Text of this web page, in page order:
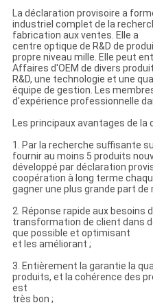
La déclaration provisoire a
industriel complet de la
fabrication aux ventes. Elle a
centre optique de R&D de
propre niveau mille. Elle peut
Affaires d'OEM de divers
R&D, une technologie et une
équipe de gestion. Les
d'expérience professionnelle
Les principaux avantages de la
1. Par la recherche suffisante
fournir au moins 5 produits
développé par déclaration
coopération à long terme
gagner une plus grande part de
2. Réponse rapide aux besoins
transformation de client dans
que possible et optimisant
et les améliorant ;
3. Entièrement la garantie la
produits, et la cohérence des
est
très bon ;